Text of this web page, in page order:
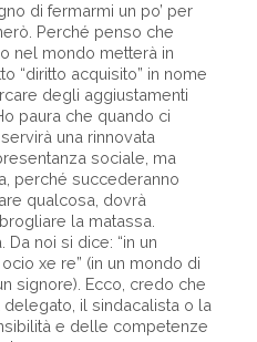
di fermarmi un po’ per
Perché penso che
nel mondo metterà in
“diritto acquisito” in nome
degli aggiustamenti
paura che quando ci
una rinnovata
sociale, ma
perché succederanno
qualcosa, dovrà
la matassa.
noi si dice: “in un
xe re” (in un mondo di
signore). Ecco, credo che
il sindacalista o la
e delle competenze